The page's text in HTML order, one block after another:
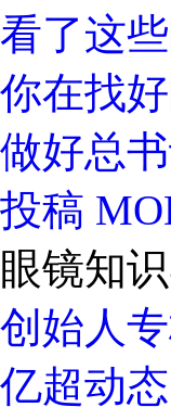
看了这
你在找
做好总
投稿
眼镜知
创始人
亿超动态